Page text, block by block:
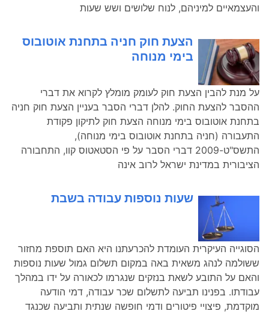
והעצמאיים למיניהם, לנוח שלושים ושש שעות
הצעת חוק חניה בתחנת אוטובוס
בימי מנוחה
על מנת להבין הצעת חוק לעומק מומלץ לקרוא את דברי
ההסבר להצעת החוק. להלן דברי הסבר בעניין הצעת חוק חניה
בתחנת אוטובוס בימי מנוחה הצעת חוק לתיקון פקודת
התעבורה (חניה בתחנת אוטובוס בימי מנוחה),
התשס"ט-2009 דברי הסבר על פי הסטאטוס קוו, התחבורה
הציבורית במדינת ישראל לרוב אינה
שעות נוספות עבודה בשבת
הסוגייה העיקרית העומדת להכרעתנו היא האם תוספת מחזור
ששולמה לנהג משאית באה במקום תשלום גמול שעות נוספות
והאם על התובע לשאת בנזקים שנגרמו לכאורה על ידו במהלך
עבודתו. בפנינו תביעה לתשלום שכר עבודה, דמי הודעה
מוקדמת, פיצויי פיטורים ודמי חופשה שנתית ותביעה שכנגד